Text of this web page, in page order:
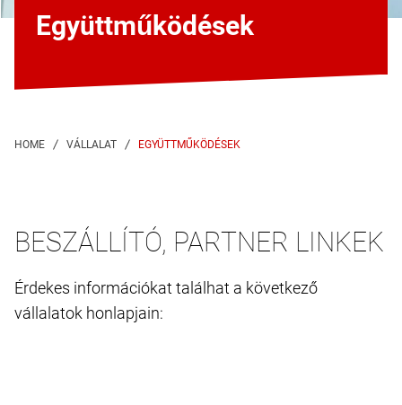
Együttműködések
EGYÜTTMŰKÖDÉSEK
BESZÁLLÍTÓ, PARTNER LINKEK
Érdekes információkat találhat a következő
vállalatok honlapjain: